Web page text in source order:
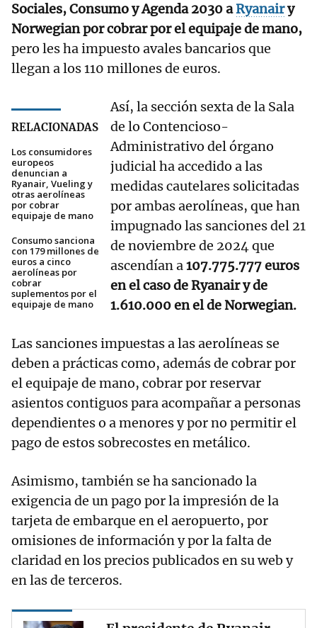
Sociales, Consumo y Agenda 2030 aRyanairy
Norwegian por cobrar por el equipaje de mano,
pero les ha impuesto avales bancarios que
llegan a los 110 millones de euros.
RELACIONADAS
Los consumidores
europeos
denuncian a
Ryanair, Vueling y
otras aerolíneas
por cobrar
equipaje de mano
Consumo sanciona
con 179 millones de
euros a cinco
aerolíneas por
cobrar
suplementos por el
equipaje de mano
Así, la sección sexta de la Sala
de lo Contencioso-
Administrativo del órgano
judicial ha accedido a las
medidas cautelares solicitadas
por ambas aerolíneas, que han
impugnado las sanciones del 21
de noviembre de 2024 que
ascendían a107.775.777 euros
en el caso de Ryanair y de
1.610.000 en el de Norwegian.
Las sanciones impuestas a las aerolíneas se
deben a prácticas como, además de cobrar por
el equipaje de mano, cobrar por reservar
asientos contiguos para acompañar a personas
dependientes o a menores y por no permitir el
pago de estos sobrecostes en metálico.
Asimismo, también se ha sancionado la
exigencia de un pago por la impresión de la
tarjeta de embarque en el aeropuerto, por
omisiones de información y por la falta de
claridad en los precios publicados en su web y
en las de terceros.